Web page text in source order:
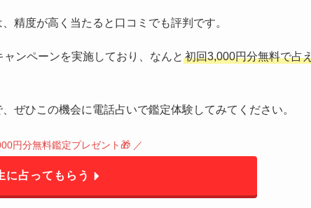
精度が高く当たると口コミでも評判です。
ャンペーンを実施しており、なんと 初回3,000円分無料で占
ぜひこの機会に電話占いで鑑定体験してみてください。
円分無料鑑定プレゼント🎁 ／
に占ってもらう